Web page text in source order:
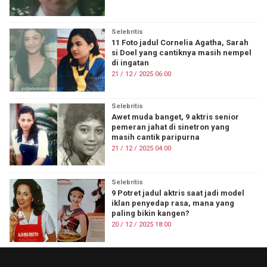
Selebritis
11 Foto jadul Cornelia Agatha, Sarah
si Doel yang cantiknya masih nempel
di ingatan
21 / 12 / 2025 06:00
Selebritis
Awet muda banget, 9 aktris senior
pemeran jahat di sinetron yang
masih cantik paripurna
21 / 12 / 2025 04:00
Selebritis
9 Potret jadul aktris saat jadi model
iklan penyedap rasa, mana yang
paling bikin kangen?
20 / 12 / 2025 18:00